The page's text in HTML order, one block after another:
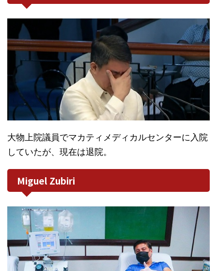
大物上院議員でマカティメディカルセンターに入院
していたが、現在は退院。
Miguel Zubiri